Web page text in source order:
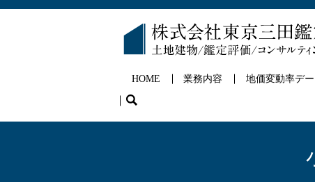
HOME 業務内容 地価変動率デー
search